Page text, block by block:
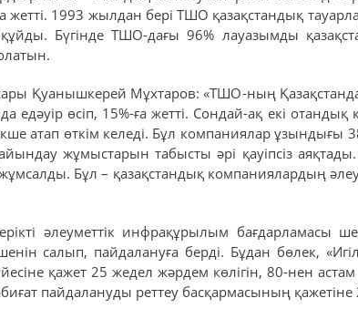
жетті. 1993 жылдан бері ТШО қазақстандық
Бүгінде TШO-дағы 96% лауазымды
Қуанышкерей Мұхтаров: «ТШО-ның Қазақстанда
едәуір өсіп, 15%-ға жетті. Сондай-ақ екі
атап өткім келеді. Бұл компаниялар ұзындығы
жұмыстарын табысты әрі қауіпсіз
Бұл – қазақстандық компаниялардың
әлеуметтік инфрақұрылым бағдарламасы
салып, пайдалануға берді. Бұдан бөлек,
қажет 25 жедел жәрдем көлігін, 80-нен
пайдалануды реттеу басқармасының